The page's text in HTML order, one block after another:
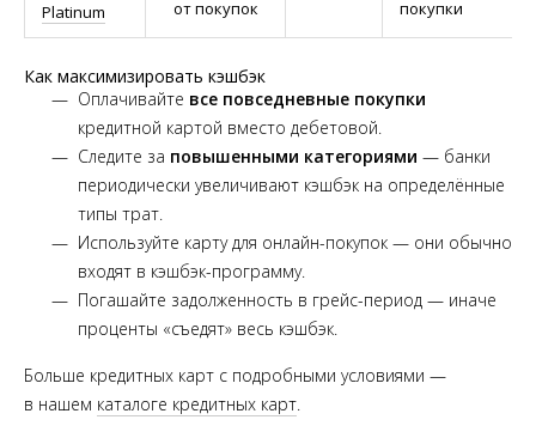
Platinum от покупок покупки
Как максимизировать кэшбэк
Оплачивайте все повседневные покупки
кредитной картой вместо дебетовой.
Следите за повышенными категориями — банки
периодически увеличивают кэшбэк на определённые
типы трат.
Используйте карту для онлайн-покупок — они обычно
входят в кэшбэк-программу.
Погашайте задолженность в грейс-период — иначе
проценты «съедят» весь кэшбэк.
Больше кредитных карт с подробными условиями —
в нашем каталоге кредитных карт.